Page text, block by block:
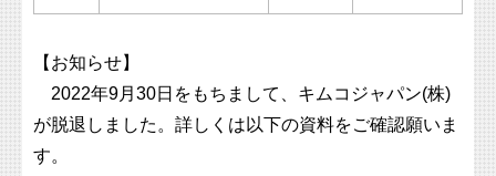
【お知らせ】
2022年9月30日をもちまして、キムコジャパン(株)
が脱退しました。詳しくは以下の資料をご確認願いま
す。